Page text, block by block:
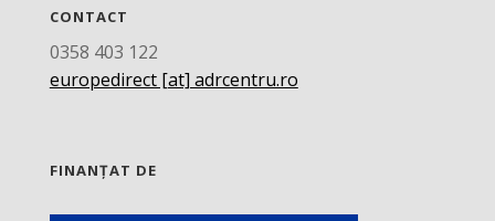
CONTACT
0358 403 122
europedirect [at] adrcentru.ro
FINANȚAT DE